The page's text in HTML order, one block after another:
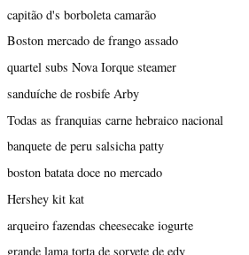
capitão d's borboleta camarão
Boston mercado de frango assado
quartel subs Nova Iorque steamer
sanduíche de rosbife Arby
Todas as franquias carne hebraico nacional
banquete de peru salsicha patty
boston batata doce no mercado
Hershey kit kat
arqueiro fazendas cheesecake iogurte
grande lama torta de sorvete de edy